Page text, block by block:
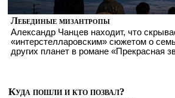
Лебединые мизантропы
Александр Чанцев находит, что
«интерстелларовским» сюжетом о
других планет в романе «Прекрасная
Куда пошли и кто позвал?